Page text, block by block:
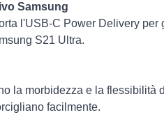
Samsung
l'USB-C Power Delivery
S21 Ultra.
la morbidezza e la
facilmente.